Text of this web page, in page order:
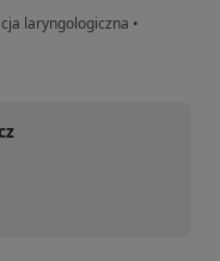
laryngologiczna •